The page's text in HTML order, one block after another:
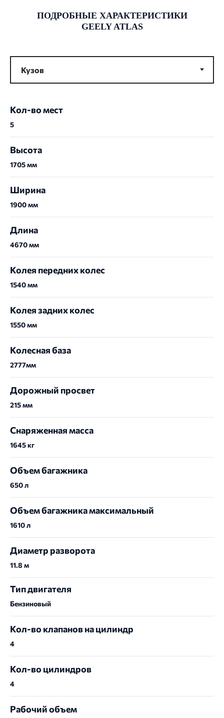
ПОДРОБНЫЕ ХАРАКТЕРИСТИКИ
GEELY ATLAS
Кол-во мест
5
Высота
1705 мм
Ширина
1900 мм
Длина
4670 мм
Колея передних колес
1540 мм
Колея задних колес
1550 мм
Колесная база
2777мм
Дорожный просвет
215 мм
Снаряженная масса
1645 кг
Объем багажника
650 л
Объем багажника максимальный
1610 л
Диаметр разворота
11.8 м
Тип двигателя
Бензиновый
Кол-во клапанов на цилиндр
4
Кол-во цилиндров
4
Рабочий объем